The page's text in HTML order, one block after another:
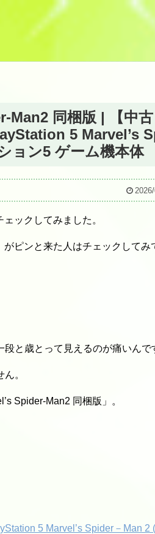
同梱版 | 【中古
5 Marvel’s
ョン5 ゲーム機本体
ックしてみました。
がピンと来た人はチェックして
と歳とって見えるのが痛いんで
。
Spider-Man2 同梱版」。
5 Marvel’s Spider－Man 2